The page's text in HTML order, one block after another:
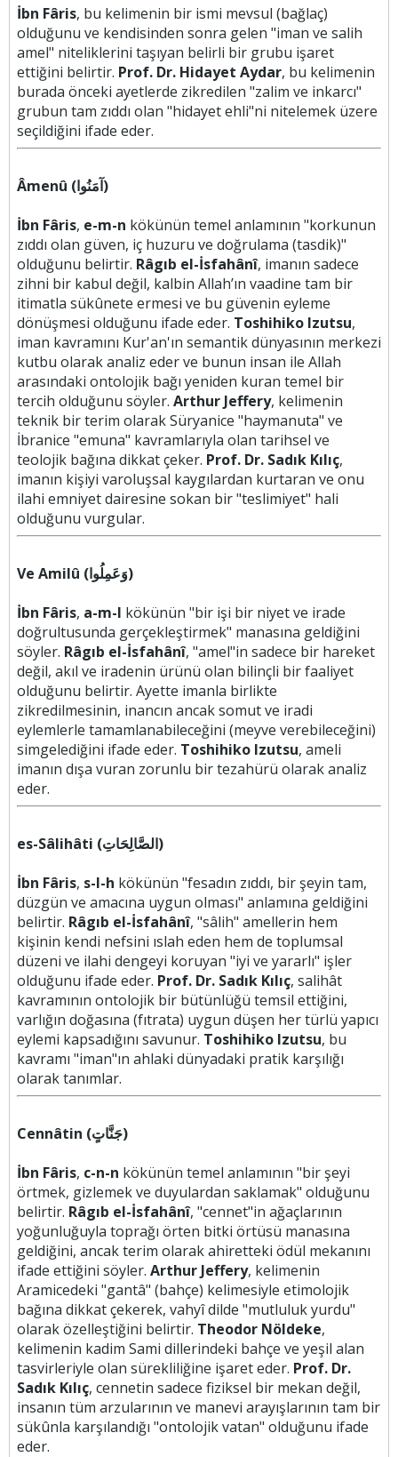
İbn Fâris, bu kelimenin bir ismi mevsul (bağlaç)
olduğunu ve kendisinden sonra gelen "iman ve salih
amel" niteliklerini taşıyan belirli bir grubu işaret
ettiğini belirtir. Prof. Dr. Hidayet Aydar, bu kelimenin
burada önceki ayetlerde zikredilen "zalim ve inkarcı"
grubun tam zıddı olan "hidayet ehli"ni nitelemek üzere
seçildiğini ifade eder.
Âmenû (آمَنُوا)
İbn Fâris, e-m-n kökünün temel anlamının "korkunun
zıddı olan güven, iç huzuru ve doğrulama (tasdik)"
olduğunu belirtir. Râgıb el-İsfahânî, imanın sadece
zihni bir kabul değil, kalbin Allah’ın vaadine tam bir
itimatla sükûnete ermesi ve bu güvenin eyleme
dönüşmesi olduğunu ifade eder. Toshihiko Izutsu,
iman kavramını Kur'an'ın semantik dünyasının merkezi
kutbu olarak analiz eder ve bunun insan ile Allah
arasındaki ontolojik bağı yeniden kuran temel bir
tercih olduğunu söyler. Arthur Jeffery, kelimenin
teknik bir terim olarak Süryanice "haymanuta" ve
İbranice "emuna" kavramlarıyla olan tarihsel ve
teolojik bağına dikkat çeker. Prof. Dr. Sadık Kılıç,
imanın kişiyi varoluşsal kaygılardan kurtaran ve onu
ilahi emniyet dairesine sokan bir "teslimiyet" hali
olduğunu vurgular.
Ve Amilû (وَعَمِلُوا)
İbn Fâris, a-m-l kökünün "bir işi bir niyet ve irade
doğrultusunda gerçekleştirmek" manasına geldiğini
söyler. Râgıb el-İsfahânî, "amel"in sadece bir hareket
değil, akıl ve iradenin ürünü olan bilinçli bir faaliyet
olduğunu belirtir. Ayette imanla birlikte
zikredilmesinin, inancın ancak somut ve iradi
eylemlerle tamamlanabileceğini (meyve verebileceğini)
simgelediğini ifade eder. Toshihiko Izutsu, ameli
imanın dışa vuran zorunlu bir tezahürü olarak analiz
eder.
es-Sâlihâti (الصَّالِحَاتِ)
İbn Fâris, s-l-h kökünün "fesadın zıddı, bir şeyin tam,
düzgün ve amacına uygun olması" anlamına geldiğini
belirtir. Râgıb el-İsfahânî, "sâlih" amellerin hem
kişinin kendi nefsini ıslah eden hem de toplumsal
düzeni ve ilahi dengeyi koruyan "iyi ve yararlı" işler
olduğunu ifade eder. Prof. Dr. Sadık Kılıç, salihât
kavramının ontolojik bir bütünlüğü temsil ettiğini,
varlığın doğasına (fıtrata) uygun düşen her türlü yapıcı
eylemi kapsadığını savunur. Toshihiko Izutsu, bu
kavramı "iman"ın ahlaki dünyadaki pratik karşılığı
olarak tanımlar.
Cennâtin (جَنَّاتٍ)
İbn Fâris, c-n-n kökünün temel anlamının "bir şeyi
örtmek, gizlemek ve duyulardan saklamak" olduğunu
belirtir. Râgıb el-İsfahânî, "cennet"in ağaçlarının
yoğunluğuyla toprağı örten bitki örtüsü manasına
geldiğini, ancak terim olarak ahiretteki ödül mekanını
ifade ettiğini söyler. Arthur Jeffery, kelimenin
Aramicedeki "gantâ" (bahçe) kelimesiyle etimolojik
bağına dikkat çekerek, vahyî dilde "mutluluk yurdu"
olarak özelleştiğini belirtir. Theodor Nöldeke,
kelimenin kadim Sami dillerindeki bahçe ve yeşil alan
tasvirleriyle olan sürekliliğine işaret eder. Prof. Dr.
Sadık Kılıç, cennetin sadece fiziksel bir mekan değil,
insanın tüm arzularının ve manevi arayışlarının tam bir
sükûnla karşılandığı "ontolojik vatan" olduğunu ifade
eder.